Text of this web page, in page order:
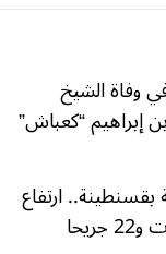
وفاة الشيخ
إبراهيم “كعباش”
ارتفاع